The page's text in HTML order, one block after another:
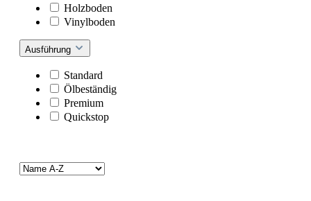
Holzboden
Vinylboden
Ausführung
Standard
Ölbeständig
Premium
Quickstop